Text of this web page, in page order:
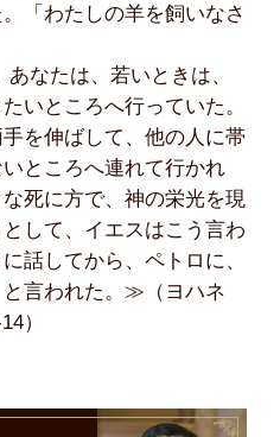
「わたしの羊を飼いなさ
なたは、若いときは、
いところへ行っていた。
を伸ばして、他の人に帯
ところへ連れて行かれ
死に方で、神の栄光を現
して、イエスはこう言わ
話してから、ペトロに、
と言われた。≫（ヨハネ
）